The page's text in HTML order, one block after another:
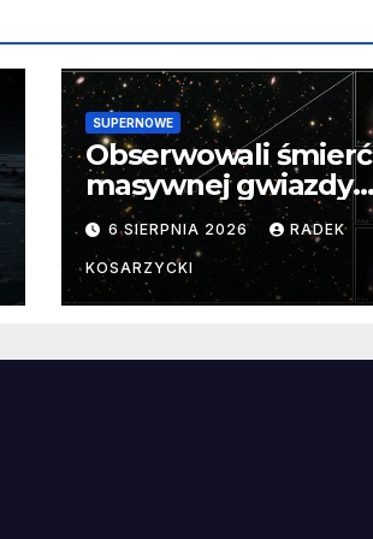
SUPERNOWE
Obserwowali śmierć
masywnej gwiazdy
od samego
początku.
Niezwykle cenne
dane
6 SIERPNIA 2026 RADEK
KOSARZYCKI